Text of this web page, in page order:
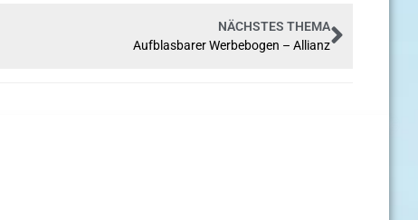
NÄCHSTES THEMA
Aufblasbarer Werbebogen – Allianz